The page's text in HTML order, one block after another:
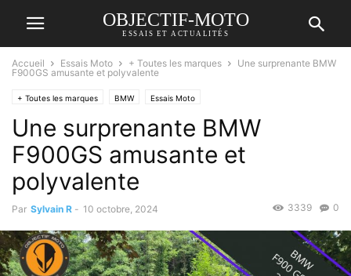
OBJECTIF-MOTO
ESSAIS ET ACTUALITÉS
Accueil Essais Moto + Toutes les marques
Une surprenante BMW
F900GS amusante et polyvalente
+ Toutes les marques BMW Essais Moto
Une surprenante BMW
F900GS amusante et
polyvalente
Par Sylvain R - 10 octobre, 2024 0
3339